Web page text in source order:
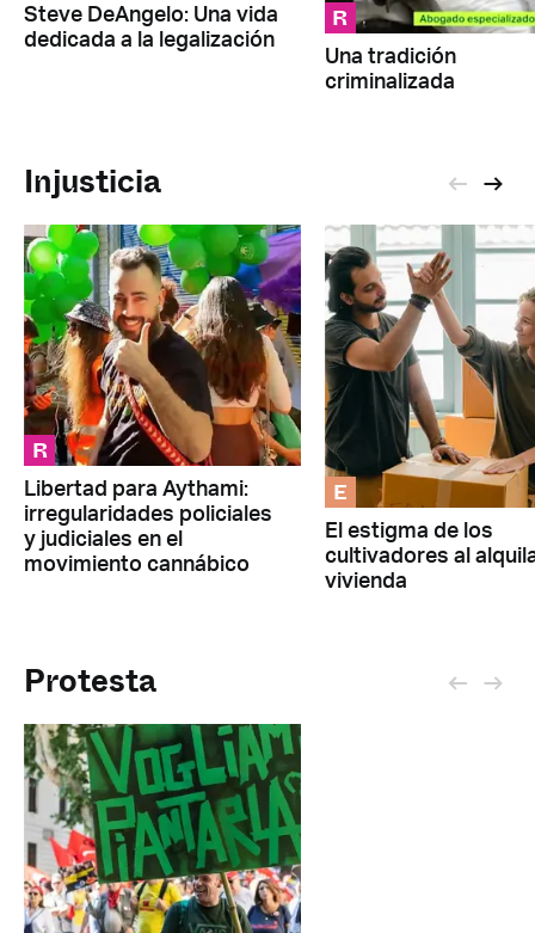
Steve DeAngelo: Una vida
dedicada a la legalización
R
Una tradición
criminalizada
Injusticia
R
Libertad para Aythami:
irregularidades policiales
y judiciales en el
movimiento cannábico
E
El estigma de los
cultivadores al
vivienda
Protesta